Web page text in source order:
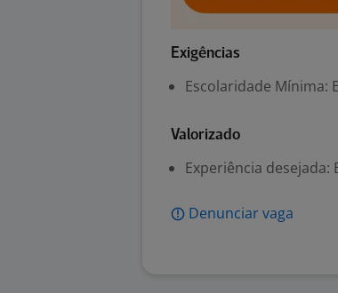
Exigências
Escolaridade Mínima:
Valorizado
Experiência desejada:
Denunciar vaga